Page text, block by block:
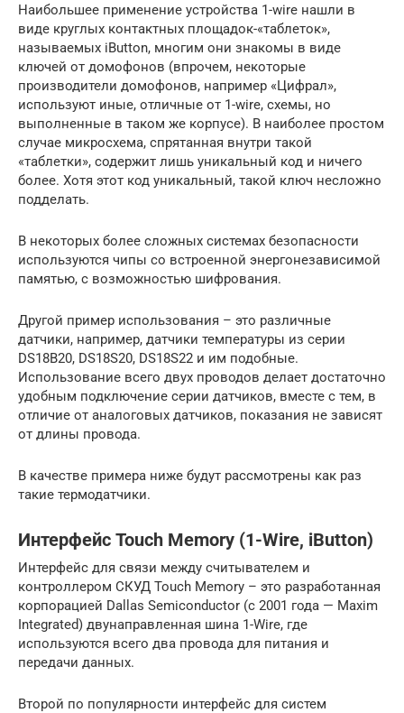
Наибольшее применение устройства 1-wire нашли в
виде круглых контактных площадок-«таблеток»,
называемых iButton, многим они знакомы в виде
ключей от домофонов (впрочем, некоторые
производители домофонов, например «Цифрал»,
используют иные, отличные от 1-wire, схемы, но
выполненные в таком же корпусе). В наиболее простом
случае микросхема, спрятанная внутри такой
«таблетки», содержит лишь уникальный код и ничего
более. Хотя этот код уникальный, такой ключ несложно
подделать.
В некоторых более сложных системах безопасности
используются чипы со встроенной энергонезависимой
памятью, с возможностью шифрования.
Другой пример использования – это различные
датчики, например, датчики температуры из серии
DS18B20, DS18S20, DS18S22 и им подобные.
Использование всего двух проводов делает достаточно
удобным подключение серии датчиков, вместе с тем, в
отличие от аналоговых датчиков, показания не зависят
от длины провода.
В качестве примера ниже будут рассмотрены как раз
такие термодатчики.
Интерфейс Touch Memory (1-Wire, iButton)
Интерфейс для связи между считывателем и
контроллером СКУД Touch Memory – это разработанная
корпорацией Dallas Semiconductor (с 2001 года — Maxim
Integrated) двунаправленная шина 1-Wire, где
используются всего два провода для питания и
передачи данных.
Второй по популярности интерфейс для систем